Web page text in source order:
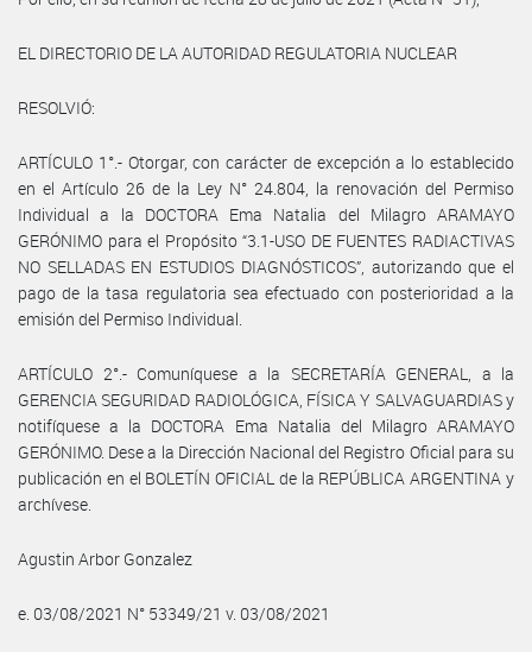
EL DIRECTORIO DE LA AUTORIDAD REGULATORIA NUCLEAR
RESOLVIÓ:
ARTÍCULO 1°.- Otorgar, con carácter de excepción a lo establecido
en el Artículo 26 de la Ley N° 24.804, la renovación del Permiso
Individual a la DOCTORA Ema Natalia del Milagro ARAMAYO
GERÓNIMO para el Propósito “3.1-USO DE FUENTES RADIACTIVAS
NO SELLADAS EN ESTUDIOS DIAGNÓSTICOS”, autorizando que el
pago de la tasa regulatoria sea efectuado con posterioridad a la
emisión del Permiso Individual.
ARTÍCULO 2°.- Comuníquese a la SECRETARÍA GENERAL, a la
GERENCIA SEGURIDAD RADIOLÓGICA, FÍSICA Y SALVAGUARDIAS y
notifíquese a la DOCTORA Ema Natalia del Milagro ARAMAYO
GERÓNIMO. Dese a la Dirección Nacional del Registro Oficial para su
publicación en el BOLETÍN OFICIAL de la REPÚBLICA ARGENTINA y
archívese.
Agustin Arbor Gonzalez
e. 03/08/2021 N° 53349/21 v. 03/08/2021